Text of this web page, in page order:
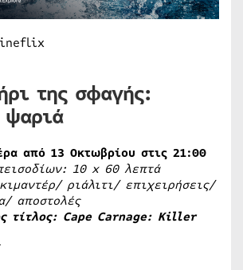
της σφαγής:
από 13 Οκτωβρίου στις 21:00
10 x60 λεπτά
ριάλιτι/ επιχειρήσεις/
αποστολές
τίτλος: Cape Carnage: Killer